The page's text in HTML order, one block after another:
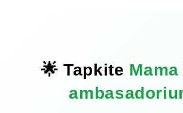
🌟 Tapkite